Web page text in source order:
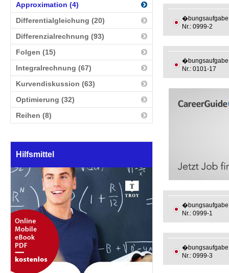
Approximation (4)
Differentialgleichung (20)
Differenzialrechnung (93)
Folgen (15)
Integralrechnung (67)
Kurvendiskussion (63)
Optimierung (32)
Reihen (8)
Hilfsmittel
�bungsaufgabe
Nr.: 0999-2
�bungsaufgabe
Nr.: 0101-17
�bungsaufgabe
Nr.: 0999-1
�bungsaufgabe
Nr.: 0999-3